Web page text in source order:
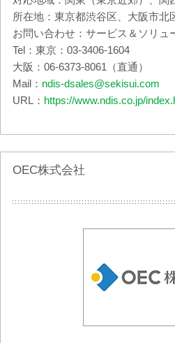
所在地：東京都渋谷区、大阪市北
お問い合わせ：サービス＆ソリュ
Tel：東京：03-3406-1604
大阪：06-6373-8061（直通）
Mail： ndis-dsales@sekisui.com
URL： https://www.ndis.co.jp/
OEC株式会社